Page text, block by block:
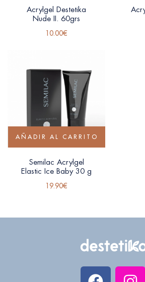
Acrylgel Destetika
Nude II. 60grs
10.00€
AÑADIR AL CARRITO
Semilac Acrylgel
Elastic Ice Baby 30 g
19.90€